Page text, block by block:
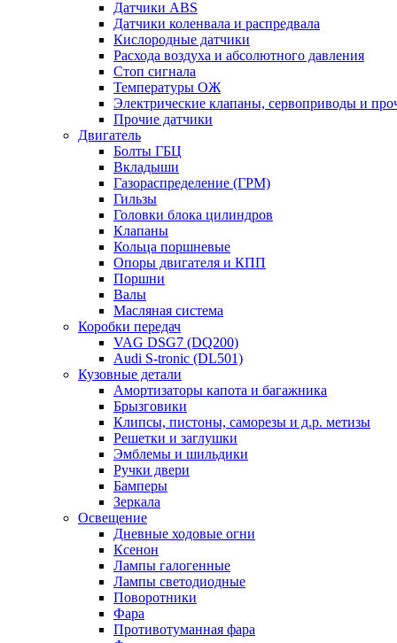
Датчики ABS
Датчики коленвала и распредвала
Кислородные датчики
Расхода воздуха и абсолютного давления
Стоп сигнала
Температуры ОЖ
Электрические клапаны, сервоприводы и
Прочие датчики
Двигатель
Болты ГБЦ
Вкладыши
Газораспределение (ГРМ)
Гильзы
Головки блока цилиндров
Клапаны
Кольца поршневые
Опоры двигателя и КПП
Поршни
Валы
Масляная система
Коробки передач
VAG DSG7 (DQ200)
Audi S-tronic (DL501)
Кузовные детали
Амортизаторы капота и багажника
Брызговики
Клипсы, пистоны, саморезы и д.р. метизы
Решетки и заглушки
Эмблемы и шильдики
Ручки двери
Бамперы
Зеркала
Освещение
Дневные ходовые огни
Ксенон
Лампы галогенные
Лампы светодиодные
Поворотники
Фара
Противотуманная фара